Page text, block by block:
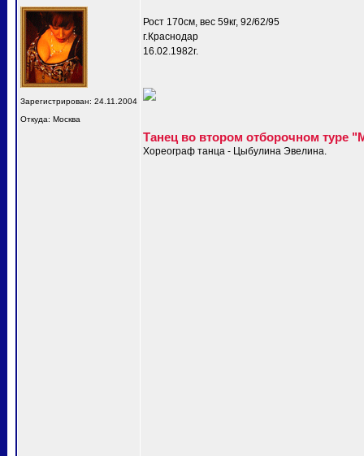
Зарегистрирован: 24.11.2004
Откуда: Москва
Рост 170см, вес 59кг, 92/62/95
г.Краснодар
16.02.1982г.
Танец во втором отборочном туре
Хореограф танца - Цыбулина Эвелина.